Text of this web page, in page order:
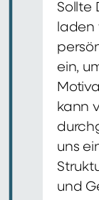
Sollte
laden
ein,
kann
uns
und